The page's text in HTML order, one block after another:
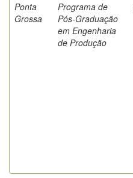
Ponta
Grossa
Programa de
Pós-Graduação
em Engenharia
de Produção